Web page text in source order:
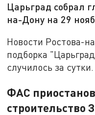
Царьград собрал
на-Дону на 29
Новости Ростова-
подборка
случилось за сутки.
ФАС
строительство